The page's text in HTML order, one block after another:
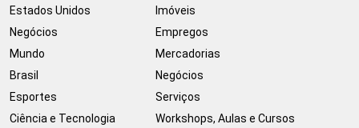
Estados Unidos
Negócios
Mundo
Brasil
Esportes
Ciência e Tecnologia
Imóveis
Empregos
Mercadorias
Negócios
Serviços
Workshops, Aulas e Cursos